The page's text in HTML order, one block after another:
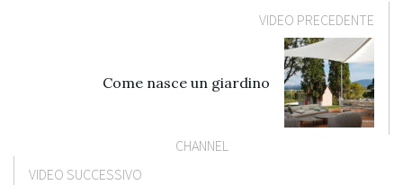
VIDEO PRECEDENTE
Come nasce un giardino
CHANNEL
VIDEO SUCCESSIVO